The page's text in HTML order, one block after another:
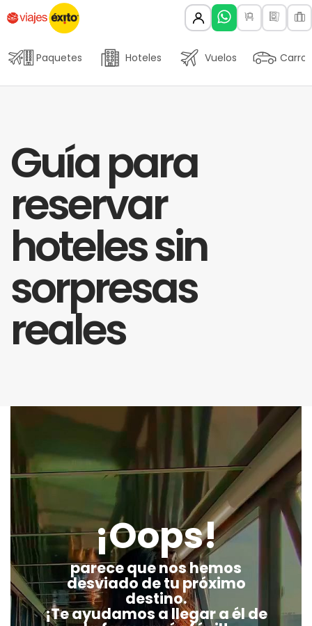
Paquetes Hoteles Vuelos Carros
Guía para
reservar
hoteles sin
sorpresas
reales
¡Oops!
parece que nos hemos
desviado de tu próximo
destino.
¡Te ayudamos a llegar a él de